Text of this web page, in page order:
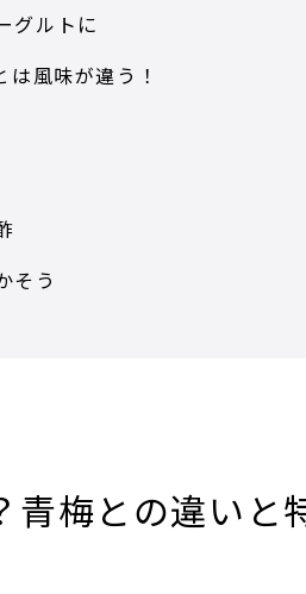
グルトに
風味が違う！
そう
青梅との違いと